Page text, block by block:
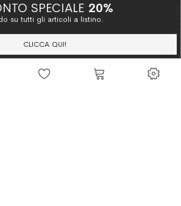
Oreste Troso. All rights reserved. P. IVA
IT02064590751
Policy Cookie Policy
SPECIALE 20%
su tutti gli articoli a listino.
CLICCA QUI!